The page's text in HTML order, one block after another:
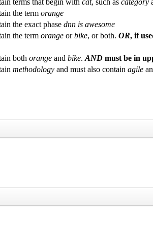
terms that begin with cat, such as category
the term orange
the exact phase dnn is awesome
the term orange orbike, or both. OR, if
both orange and bike. AND must be in
methodology and must also contain agile